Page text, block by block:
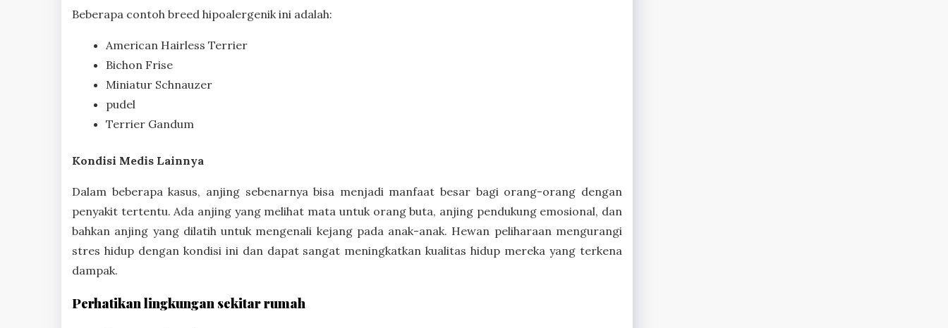
Beberapa contoh breed hipoalergenik ini adalah:
American Hairless Terrier
Bichon Frise
Miniatur Schnauzer
pudel
Terrier Gandum
Kondisi Medis Lainnya
Dalam beberapa kasus, anjing sebenarnya bisa menjadi manfaat besar bagi orang-orang dengan
penyakit tertentu. Ada anjing yang melihat mata untuk orang buta, anjing pendukung emosional, dan
bahkan anjing yang dilatih untuk mengenali kejang pada anak-anak. Hewan peliharaan mengurangi
stres hidup dengan kondisi ini dan dapat sangat meningkatkan kualitas hidup mereka yang terkena
dampak.
Perhatikan lingkungan sekitar rumah